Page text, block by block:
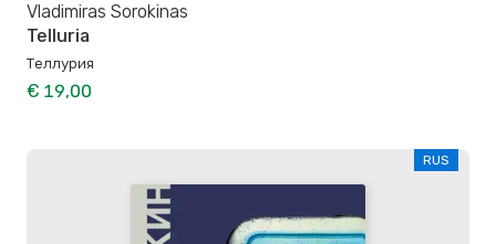
Vladimiras Sorokinas
Telluria
Теллурия
€ 19,00
RUS